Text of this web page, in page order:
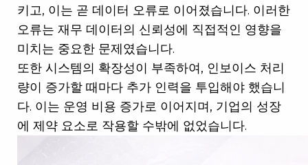
키고, 이는 곧 데이터 오류로 이어졌습니다. 이러한
오류는 재무 데이터의 신뢰성에 직접적인 영향을
미치는 중요한 문제였습니다.
또한 시스템의 확장성이 부족하여, 인보이스 처리
량이 증가할 때마다 추가 인력을 투입해야 했습니
다. 이는 운영 비용 증가로 이어지며, 기업의 성장
에 제약 요소로 작용할 수밖에 없었습니다.